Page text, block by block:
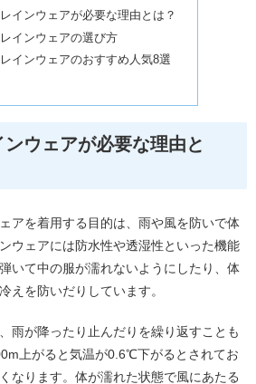
レインウェアが必要な理由とは？
インウェアの選び方
レインウェアのおすすめ人気8選
ンウェアが必要な理由と
アを着用する目的は、雨や風を防いで体
ウェアには防水性や透湿性といった機能
いて中の服が濡れないようにしたり、体
えを防いだりしています。
雨が降ったり止んだりを繰り返すことも
上がると気温が0.6℃下がるとされてお
なります。体が濡れた状態で風にあたる